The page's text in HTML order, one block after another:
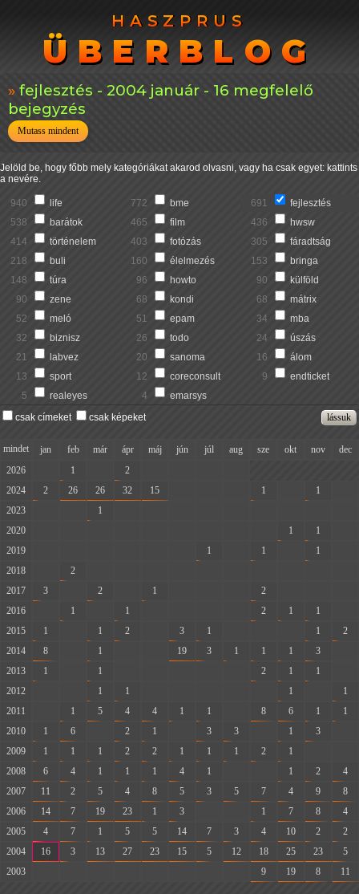
HASZPRUS
ÜBERBLOG
HASZPRUS
ÜBERBLOG
fejlesztés - 2004 január - 16 megfelelő
bejegyzés
Mutass mindent
Jelöld be, hogy főbb mely kategóriákat akarod olvasni, vagy ha csak egyet: kattints
a nevére.
940 life 772 bme 691
fejlesztés
538
barátok 465 film 436
hwsw
414
történelem 403 fotózás 305
fáradtság
218
buli 160 élelmezés 153
bringa
148
túra 96 howto 90
külföld
90
zene 68 kondi 68
mátrix
52
meló 51 epam 34
mba
32
biznisz 26 todo 24
úszás
21
labvez 20 sanoma 16
álom
13
sport 12 coreconsult 9
endticket
5
realeyes 4
emarsys
csak címeket
csak képeket
mindet jan feb már ápr máj jún júl aug sze okt nov
dec
2026
1 2
2024
2 26 26 32 15 1 1
2023
1
2020
1 1
2019
1 1 1
2018
2
2017
3 2 1 2
2016
1 1 2 1 1
2015
1 1 2 3 1 1
2
2014
8 1 19 3 1 1 1 3
2013
1 1 2 1 1
2012
1 1 1
1
2011
1 5 4 4 1 1 8 6 1
1
2010
1 6 2 1 3 3 1 3
2009
1 1 1 2 2 1 1 1 2 1
2008
6 4 1 1 1 4 1 1 2
4
2007
11 2 5 4 8 5 3 5 7 4 9
8
2006
14 7 19 23 1 3 1 7 8
4
2005
4 7 1 5 5 14 7 3 4 10 2
2
2004
16 3 13 27 23 15 5 12 18 25 23
5
2003
9 19 8 11